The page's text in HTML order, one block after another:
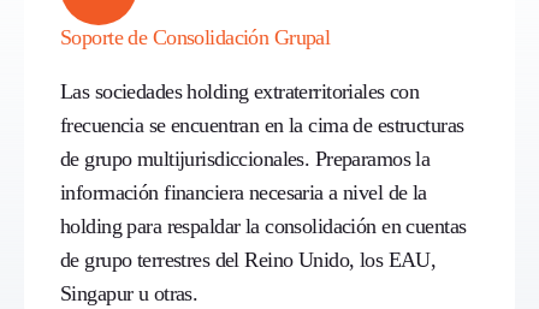
Soporte de Consolidación Grupal
Las sociedades holding extraterritoriales con
frecuencia se encuentran en la cima de estructuras
de grupo multijurisdiccionales. Preparamos la
información financiera necesaria a nivel de la
holding para respaldar la consolidación en cuentas
de grupo terrestres del Reino Unido, los EAU,
Singapur u otras.